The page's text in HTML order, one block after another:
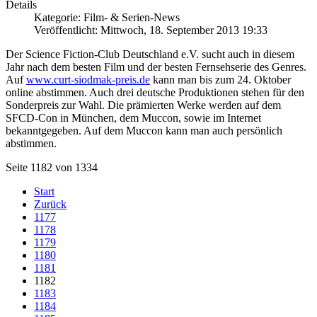
Details
Kategorie: Film- & Serien-News
Veröffentlicht: Mittwoch, 18. September 2013 19:33
Der Science Fiction-Club Deutschland e.V. sucht auch in diesem
Jahr nach dem besten Film und der besten Fernsehserie des Genres.
Aufwww.curt-siodmak-preis.de kann man bis zum 24. Oktober
online abstimmen. Auch drei deutsche Produktionen stehen für den
Sonderpreis zur Wahl. Die prämierten Werke werden auf dem
SFCD-Con in München, dem Muccon, sowie im Internet
bekanntgegeben. Auf dem Muccon kann man auch persönlich
abstimmen.
Seite 1182 von 1334
Start
Zurück
1177
1178
1179
1180
1181
1182
1183
1184